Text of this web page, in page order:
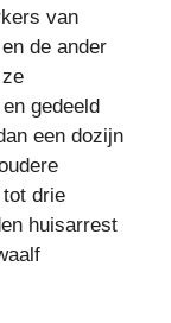
van
de ander
gedeeld
een dozijn
drie
huisarrest